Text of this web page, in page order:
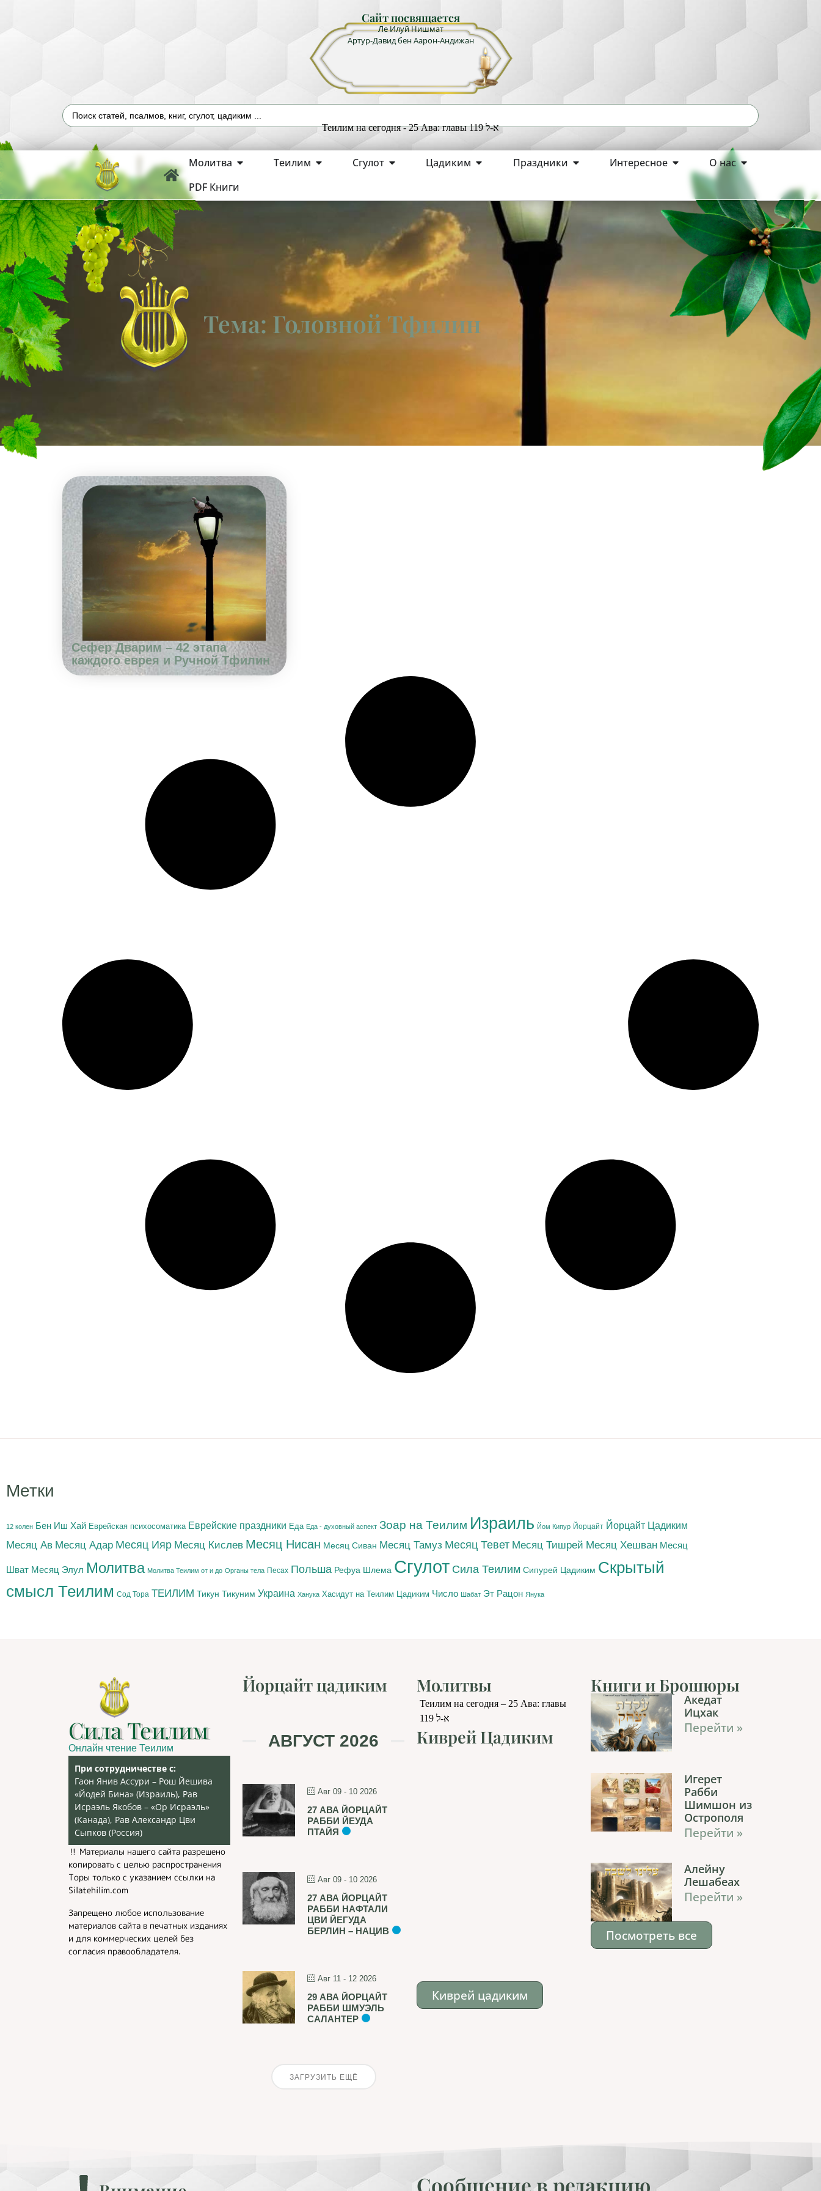
Сайт посвящается
Ле Илуй Нишмат
Артур-Давид бен Аарон-Андижан
Теилим на сегодня - 25 Ава: главы 119 א-ל
Молитва Теилим Сгулот Цадиким Праздники Интересное
О нас
PDF Книги
Тема: Головной Тфилин
Сефер Дварим – 42 этапа
каждого еврея и Ручной Тфилин
Метки
12 колен Бен Иш Хай Еврейская психосоматика Еврейские праздники Еда Еда - духовный аспект Зоар на Теилим Израиль Йом Кипур Йорцайт Йорцайт Цадиким
Месяц Ав Месяц Адар Месяц Ияр Месяц Кислев Месяц Нисан Месяц Сиван Месяц Тамуз Месяц Тевет Месяц Тишрей Месяц Хешван Месяц
Шват Месяц Элул Молитва Молитва Теилим от и до Органы тела Песах Польша Рефуа Шлема Сгулот Сила Теилим Сипурей Цадиким Скрытый
смысл Теилим Сод Тора ТЕИЛИМ Тикун Тикуним Украина Ханука Хасидут на Теилим Цадиким Число Шабат Эт Рацон Янука
Сила Теилим
Онлайн чтение Теилим
При сотрудничестве с:
Гаон Янив Ассури – Рош Йешива
«Йодей Бина» (Израиль), Рав
Исраэль Якобов – «Ор Исраэль»
(Канада), Рав Александр Цви
Сыпков (Россия)
‼️ Материалы нашего сайта разрешено
копировать с целью распространения
Торы только с указанием ссылки на
Silatehilim.com
Запрещено любое использование
материалов сайта в печатных изданиях
и для коммерческих целей без
согласия правообладателя.
Йорцайт цадиким
АВГУСТ 2026
Авг 09 - 10 2026
27 АВА ЙОРЦАЙТ
РАББИ ЙЕУДА
ПТАЙЯ
Авг 09 - 10 2026
27 АВА ЙОРЦАЙТ
РАББИ НАФТАЛИ
ЦВИ ЙЕГУДА
БЕРЛИН – НАЦИВ
Авг 11 - 12 2026
29 АВА ЙОРЦАЙТ
РАББИ ШМУЭЛЬ
САЛАНТЕР
ЗАГРУЗИТЬ ЕЩЁ
Молитвы
Теилим на сегодня – 25 Ава: главы
119 א-ל
Киврей Цадиким
Киврей цадиким
Книги и Брошюры
Акедат
Ицхак
Перейти »
Игерет
Рабби
Шимшон из
Острополя
Перейти »
Алейну
Лешабеах
Перейти »
Посмотреть все
Сообщение в редакцию